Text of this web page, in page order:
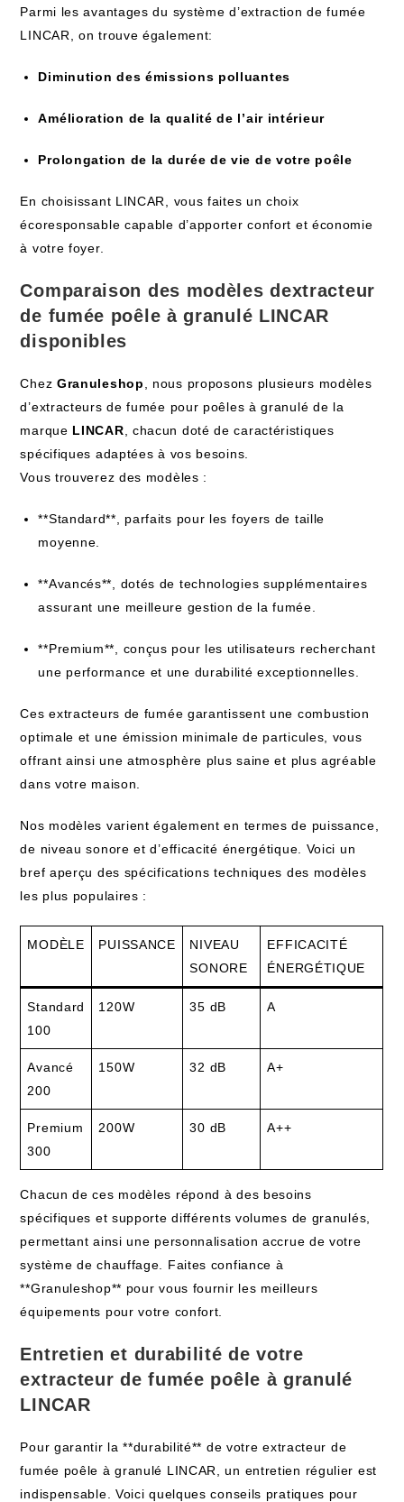
Parmi les avantages du système d’extraction de fumée
LINCAR, on trouve également:
Diminution des émissions polluantes
Amélioration de la qualité de l’air intérieur
Prolongation de la durée de vie de votre poêle
En choisissant LINCAR, vous faites un choix
écoresponsable capable d’apporter confort et économie
à votre foyer.
Comparaison des modèles dextracteur
de fumée poêle à granulé LINCAR
disponibles
Chez Granuleshop
, nous proposons plusieurs modèles
d’extracteurs de fumée pour poêles à granulé de la
marque LINCAR , chacun doté de caractéristiques
spécifiques adaptées à vos besoins.
Vous trouverez des modèles :
**Standard**, parfaits pour les foyers de taille
moyenne.
**Avancés**, dotés de technologies supplémentaires
assurant une meilleure gestion de la fumée.
**Premium**, conçus pour les utilisateurs recherchant
une performance et une durabilité exceptionnelles.
Ces extracteurs de fumée garantissent une combustion
optimale et une émission minimale de particules, vous
offrant ainsi une atmosphère plus saine et plus agréable
dans votre maison.
Nos modèles varient également en termes de puissance,
de niveau sonore et d’efficacité énergétique. Voici un
bref aperçu des spécifications techniques des modèles
les plus populaires :
MODÈLE PUISSANCE
NIVEAU
SONORE
EFFICACITÉ
ÉNERGÉTIQUE
Standard
100
120W 35 dB A
Avancé
200
150W 32 dB A+
Premium
300
200W 30 dB A++
Chacun de ces modèles répond à des besoins
spécifiques et supporte différents volumes de granulés,
permettant ainsi une personnalisation accrue de votre
système de chauffage. Faites confiance à
**Granuleshop** pour vous fournir les meilleurs
équipements pour votre confort.
Entretien et durabilité de votre
extracteur de fumée poêle à granulé
LINCAR
Pour garantir la **durabilité** de votre extracteur de
fumée poêle à granulé LINCAR, un entretien régulier est
indispensable. Voici quelques conseils pratiques pour